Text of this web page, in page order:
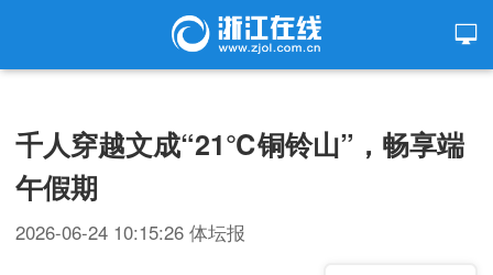
千人穿越文成“21℃铜铃山”，畅享端
午假期
2026-06-24 10:15:26 体坛报